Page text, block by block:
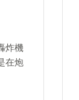
炸機
在炮